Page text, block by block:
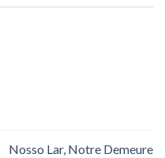
Nosso Lar, Notre Demeure